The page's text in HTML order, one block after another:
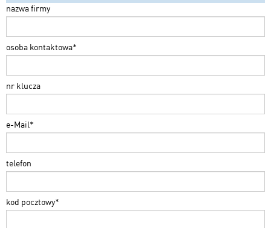
Dane adresowe
Pytania do serwisu
nazwa firmy
osoba kontaktowa*
nr klucza
e-Mail*
telefon
kod pocztowy*